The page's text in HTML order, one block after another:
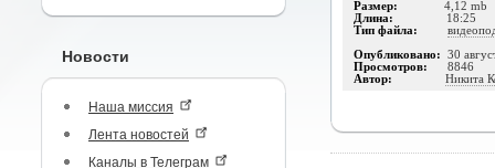
Новости
Наша миссия
Лента новостей
Каналы в Телеграм
Размер: 4,12 mb
Длина: 18:25
Тип файла:
Опубликовано: 30
Просмотров: 8846
Автор: Никита